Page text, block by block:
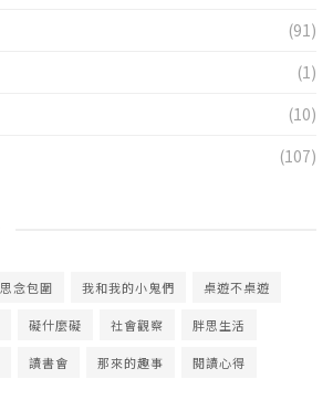
(91)
(1)
(10)
(107)
思念包圍 我和我的小鬼們 桌遊不桌遊
礙什麼礙 社會觀察 胖思生活
讀書會 那來的趣事 閱讀心得